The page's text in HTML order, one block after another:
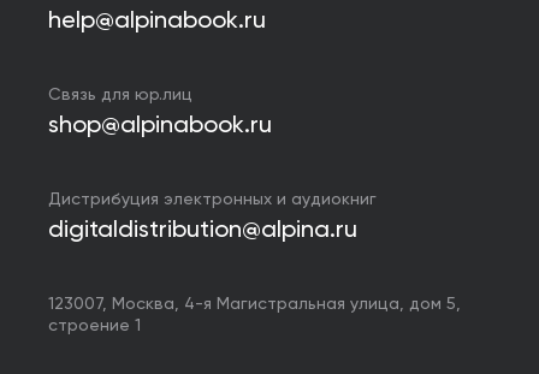
help@alpinabook.ru
Связь для юр.лиц
shop@alpinabook.ru
Дистрибуция электронных и аудиокниг
digitaldistribution@alpina.ru
123007, Москва, 4-я Магистральная улица, дом 5,
строение 1